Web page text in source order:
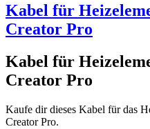
Kabel für
Creator Pro
Kabel für
Creator Pro
Kaufe dir dieses Kabel für das
Creator Pro.